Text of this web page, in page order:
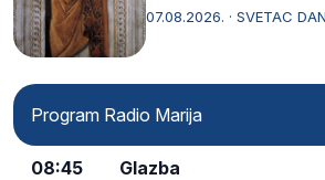
afričkim…
07.08.2026. · SVETAC
Program Radio Marija
08:45 Glazba